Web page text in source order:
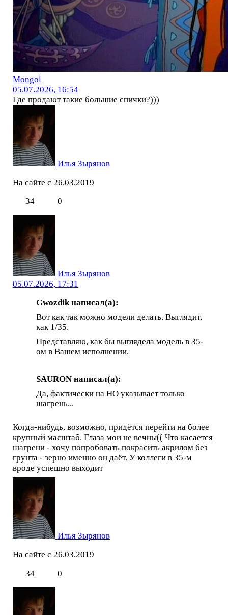
Mоngol
05.07.2026, 16:54
Где продают такие большие спички?)))
Илья Зырянов
На сайте с 26.03.2019
34
0
Илья Зырянов
05.07.2026, 17:31
Gwozdik написал(а):
Вот как так можно модели делать. Выглядит,
как 1/35.
Представляю, как бы выглядела модель в 35-
ом в Вашем исполнении.
SAURON написал(а):
Да, фактически на НО указывает только
шагрень...
Когда-нибудь, возможно, придётся перейти на более
крупный масштаб. Глаза мои не вечны(( Что касается
шагрени - хочу попробовать покрасить акрилом без
грунта - зерно именно он даёт. У коллеги в 35-м
вроде успешно выходит
Илья Зырянов
На сайте с 26.03.2019
34
0